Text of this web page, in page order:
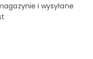
i wysyłane